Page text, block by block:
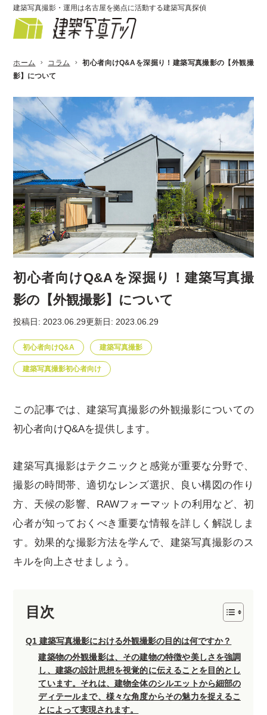
建築写真撮影・運用は名古屋を拠点に活動する建築写真探偵
ホーム コラム
初心者向けQ&Aを深掘り！建築写真撮影の【外観撮
影】について
初心者向けQ&Aを深掘り！建築写真撮
影の【外観撮影】について
投稿日: 2023.06.29更新日: 2023.06.29
初心者向けQ&A 建築写真撮影
建築写真撮影初心者向け
この記事では、建築写真撮影の外観撮影についての
初心者向けQ&Aを提供します。
建築写真撮影はテクニックと感覚が重要な分野で、
撮影の時間帯、適切なレンズ選択、良い構図の作り
方、天候の影響、RAWフォーマットの利用など、初
心者が知っておくべき重要な情報を詳しく解説しま
す。効果的な撮影方法を学んで、建築写真撮影のス
キルを向上させましょう。
目次
Q1 建築写真撮影における外観撮影の目的は何ですか？
建築物の外観撮影は、その建物の特徴や美しさを強調
し、建築の設計思想を視覚的に伝えることを目的とし
ています。それは、建物全体のシルエットから細部の
ディテールまで、様々な角度からその魅力を捉えるこ
とによって実現されます。